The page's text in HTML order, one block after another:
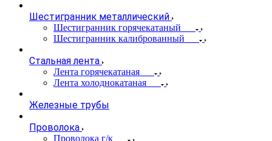
Шестигранник металлический
Шестигранник горячекатаный
Шестигранник калиброванный
Стальная лента
Лента горячекатаная
Лента холоднокатаная
Железные трубы
Проволока
Проволока г/к